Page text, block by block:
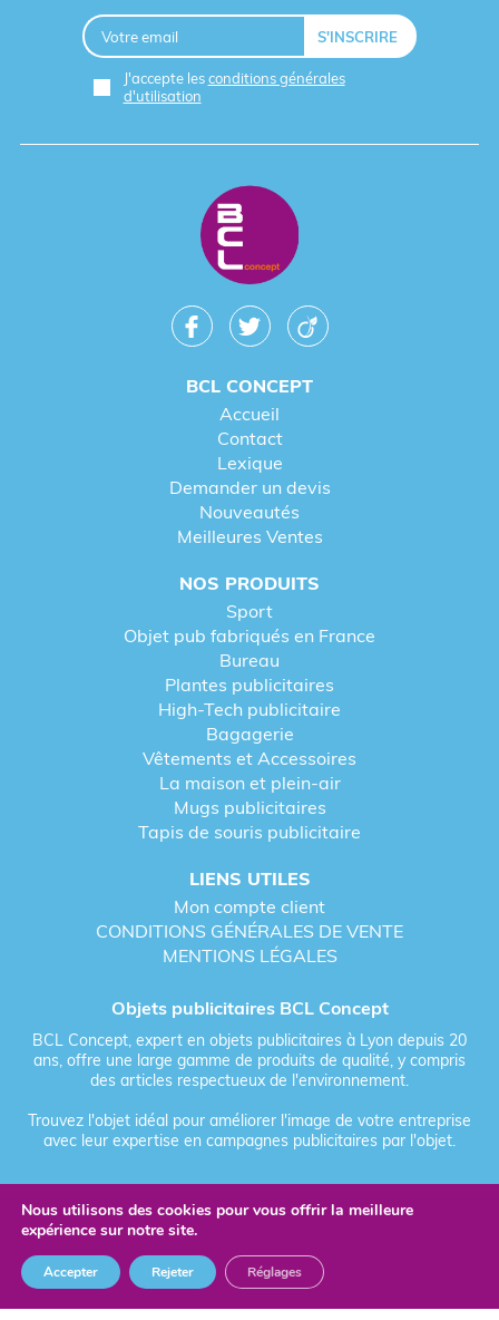
J'accepte lesconditions générales
d'utilisation
BCL CONCEPT
Accueil
Contact
Lexique
Demander un devis
Nouveautés
Meilleures Ventes
NOS PRODUITS
Sport
Objet pub fabriqués en France
Bureau
Plantes publicitaires
High-Tech publicitaire
Bagagerie
Vêtements et Accessoires
La maison et plein-air
Mugs publicitaires
Tapis de souris publicitaire
LIENS UTILES
Mon compte client
CONDITIONS GÉNÉRALES DE VENTE
MENTIONS LÉGALES
Objets publicitaires BCL Concept
BCL Concept, expert en objets publicitaires à Lyon depuis 20
ans, offre une large gamme de produits de qualité, y compris
des articles respectueux de l'environnement.
Trouvez l'objet idéal pour améliorer l'image de votre entreprise
avec leur expertise en campagnes publicitaires par l'objet.
© 2026 BCL Concept - Tous droits réservés - Objet Publicitaire
Fièrement forgé par Les Vikings
Nous utilisons des cookies pour vous offrir la meilleure
expérience sur notre site.
Accepter Rejeter Réglages